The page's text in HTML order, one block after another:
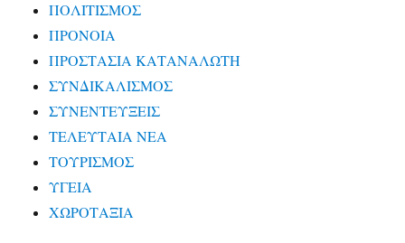
ΠΟΛΙΤΙΣΜΟΣ
ΠΡΟΝΟΙΑ
ΠΡΟΣΤΑΣΙΑ ΚΑΤΑΝΑΛΩΤΗ
ΣΥΝΔΙΚΑΛΙΣΜΟΣ
ΣΥΝΕΝΤΕΥΞΕΙΣ
ΤΕΛΕΥΤΑΙΑ ΝΕΑ
ΤΟΥΡΙΣΜΟΣ
ΥΓΕΙΑ
ΧΩΡΟΤΑΞΙΑ